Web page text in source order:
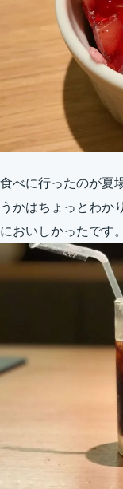
食べに行ったのが夏
うかはちょっとわか
においしかったです。